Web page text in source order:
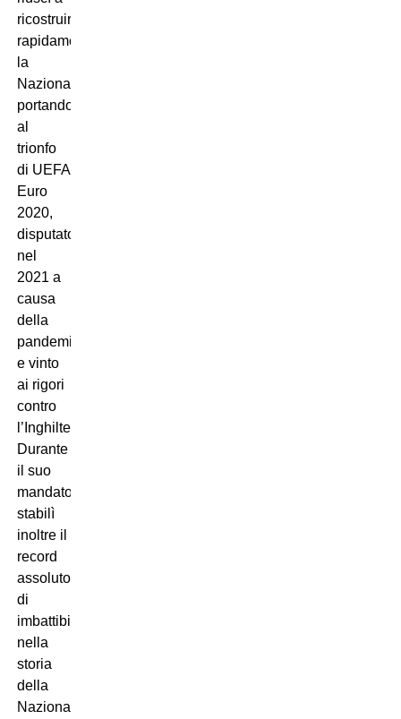
ricostruire
rapidamente
la
Nazionale
portandola
al
trionfo
di UEFA
Euro
2020,
disputato
nel
2021 a
causa
della
pandemia
e vinto
ai rigori
contro
l’Inghilterra.
Durante
il suo
mandato
stabilì
inoltre il
record
assoluto
di
imbattibilità
nella
storia
della
Nazionale